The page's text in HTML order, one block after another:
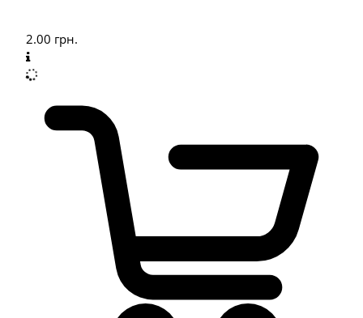
2.00 грн.